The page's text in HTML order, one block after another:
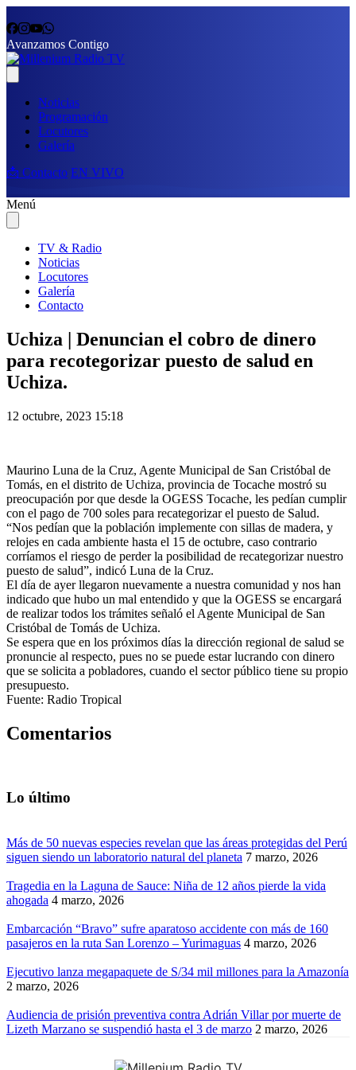
Avanzamos Contigo
Noticias
Programación
Locutores
Galería
📩 Contacto EN VIVO
Menú
TV & Radio
Noticias
Locutores
Galería
Contacto
Uchiza | Denuncian el cobro de dinero
para recotegorizar puesto de salud en
Uchiza.
12 octubre, 2023 15:18
Maurino Luna de la Cruz, Agente Municipal de San Cristóbal de
Tomás, en el distrito de Uchiza, provincia de Tocache mostró su
preocupación por que desde la OGESS Tocache, les pedían cumplir
con el pago de 700 soles para recategorizar el puesto de Salud.
“Nos pedían que la población implemente con sillas de madera, y
relojes en cada ambiente hasta el 15 de octubre, caso contrario
corríamos el riesgo de perder la posibilidad de recategorizar nuestro
puesto de salud”, indicó Luna de la Cruz.
El día de ayer llegaron nuevamente a nuestra comunidad y nos han
indicado que hubo un mal entendido y que la OGESS se encargará
de realizar todos los trámites señaló el Agente Municipal de San
Cristóbal de Tomás de Uchiza.
Se espera que en los próximos días la dirección regional de salud se
pronuncie al respecto, pues no se puede estar lucrando con dinero
que se solicita a pobladores, cuando el sector público tiene su propio
presupuesto.
Fuente: Radio Tropical
Comentarios
Lo último
Más de 50 nuevas especies revelan que las áreas protegidas del Perú
siguen siendo un laboratorio natural del planeta 7 marzo, 2026
Tragedia en la Laguna de Sauce: Niña de 12 años pierde la vida
ahogada 4 marzo, 2026
Embarcación “Bravo” sufre aparatoso accidente con más de 160
pasajeros en la ruta San Lorenzo – Yurimaguas 4 marzo, 2026
Ejecutivo lanza megapaquete de S/34 mil millones para la Amazonía
2 marzo, 2026
Audiencia de prisión preventiva contra Adrián Villar por muerte de
Lizeth Marzano se suspendió hasta el 3 de marzo 2 marzo, 2026